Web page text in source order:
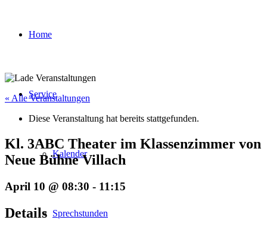
Home
Service
Kalender
Sprechstunden
« Alle Veranstaltungen
Diese Veranstaltung hat bereits stattgefunden.
Kl. 3ABC Theater im Klassenzimmer von
Neue Bühne Villach
April 10 @ 08:30 - 11:15
Details